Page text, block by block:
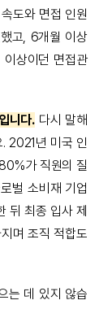
도와 면접 인원
고, 6개월 이상
상이던 면접관
니다. 다시 말해
2021년 미국 인
가 직원의 질
벌 소비재 기업
뒤 최종 입사 제
며 조직 적합도
는 데 있지 않습